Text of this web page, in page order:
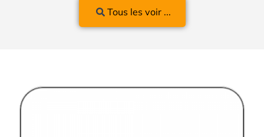
Tous les voir ...